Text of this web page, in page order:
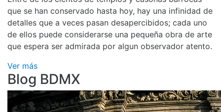
que se han conservado hasta hoy, hay una infinidad de
detalles que a veces pasan desapercibidos; cada uno
de ellos puede considerarse una pequeña obra de arte
que espera ser admirada por algun observador atento.
Ver más
Blog BDMX